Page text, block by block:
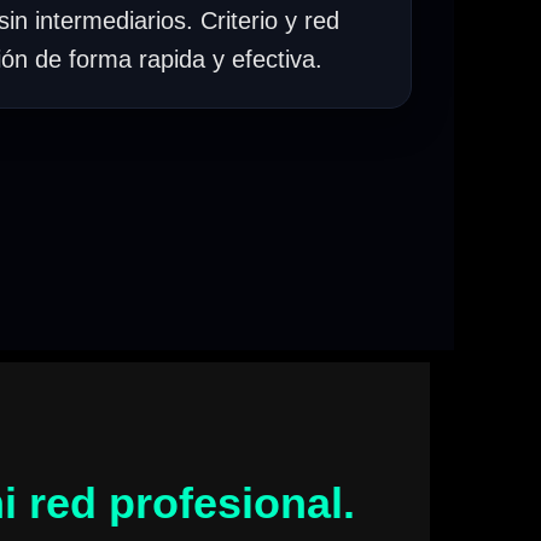
intermediarios. Criterio y red
de forma rapida y efectiva.
red profesional.